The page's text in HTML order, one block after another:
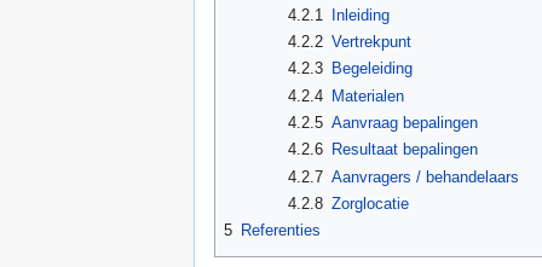
4.2.1
Inleiding
4.2.2 Vertrekpunt
4.2.3 Begeleiding
4.2.4 Materialen
4.2.5 Aanvraag bepalingen
4.2.6 Resultaat bepalingen
4.2.7 Aanvragers / behandelaars
4.2.8 Zorglocatie
5 Referenties